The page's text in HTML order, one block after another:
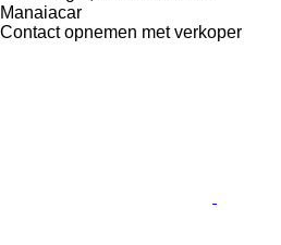
Manaiacar
Contact opnemen met verkoper